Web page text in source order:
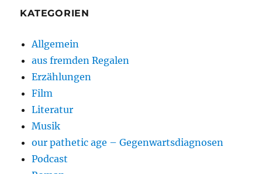
KATEGORIEN
Allgemein
aus fremden Regalen
Erzählungen
Film
Literatur
Musik
our pathetic age – Gegenwartsdiagnosen
Podcast